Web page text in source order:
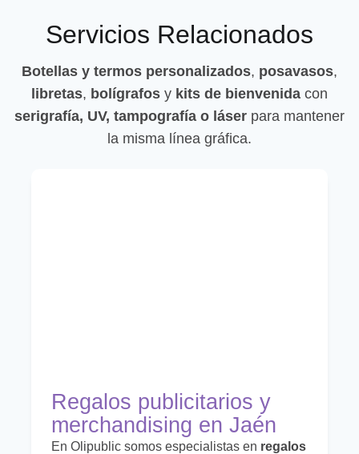
Servicios Relacionados
Botellas y termos personalizados, posavasos,
libretas, bolígrafos y kits de bienvenida con
serigrafía, UV, tampografía o láser para mantener
la misma línea gráfica.
Regalos publicitarios y
merchandising en Jaén
En Olipublic somos especialistas en regalos